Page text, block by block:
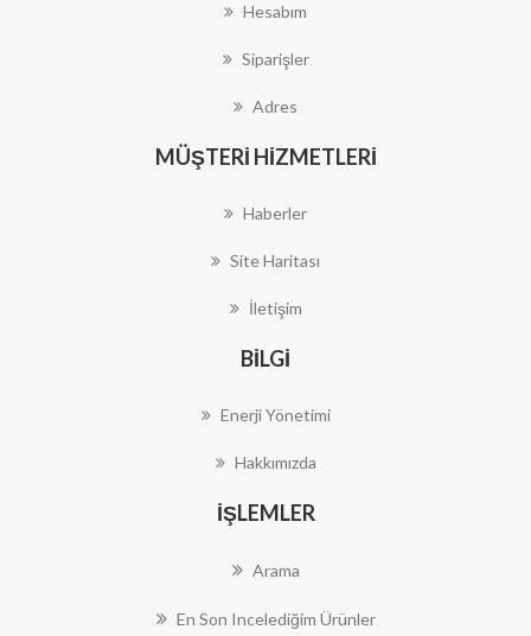
Hesabım
Siparişler
Adres
MÜŞTERI HIZMETLERI
Haberler
Site Haritası
İletişim
BILGI
Enerji Yönetimi
Hakkımızda
İŞLEMLER
Arama
En Son Incelediğim Ürünler